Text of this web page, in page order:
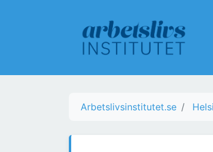
Arbetslivsinstitutet.se